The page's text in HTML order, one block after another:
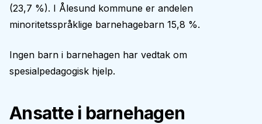
(23,7 %). I Ålesund kommune er andelen
minoritetsspråklige barnehagebarn 15,8 %.
Ingen barn i barnehagen har vedtak om
spesialpedagogisk hjelp.
Ansatte i barnehagen